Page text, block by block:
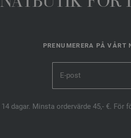
PRENUMERERA PÅ VÅRT
dagar. Minsta ordervärde 45,- €.